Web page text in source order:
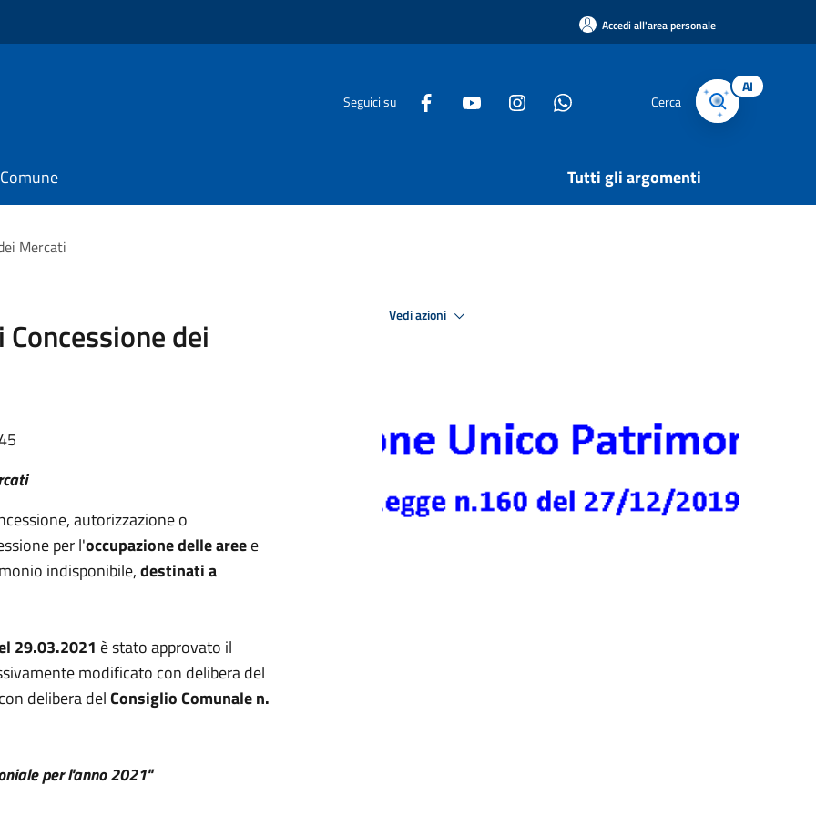
Accedi all'area personale
Seguici su Cerca
AI
Tutti gli argomenti
Mercati
Concessione dei
autorizzazione o
per l'occupazione delle areee
indisponibile,destinati a
29.03.2021 è stato approvato il
modificato con delibera del
delibera delConsiglio Comunale n.
per l'anno 2021"
Vedi azioni